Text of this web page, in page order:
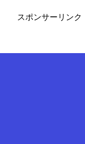
スポンサーリンク